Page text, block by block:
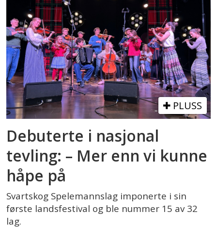
PLUSS
Debuterte i nasjonal
tevling: – Mer enn vi kunne
håpe på
Svartskog Spelemannslag imponerte i sin
første landsfestival og ble nummer 15 av 32
lag.